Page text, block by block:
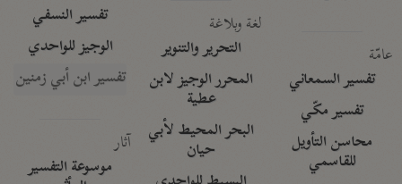
عامّة
تفسير السمعاني
تفسير مكّي
محاسن التأويل
للقاسمي
لغة وبلاغة
التحرير والتنوير
المحرر الوجيز لابن
عطية
البحر المحيط لأبي
حيان
تفسير النسفي
الوجيز للواحدي
تفسير ابن أبي زمنين
آثار
موسوعة التفسير